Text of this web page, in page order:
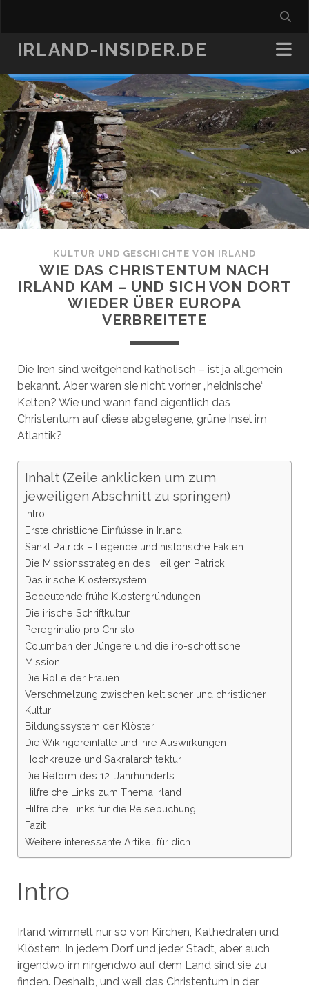
IRLAND-INSIDER.DE
KULTUR UND GESCHICHTE VON IRLAND
WIE DAS CHRISTENTUM NACH
IRLAND KAM – UND SICH VON DORT
WIEDER ÜBER EUROPA
VERBREITETE
Die Iren sind weitgehend katholisch – ist ja allgemein
bekannt. Aber waren sie nicht vorher „heidnische“
Kelten? Wie und wann fand eigentlich das
Christentum auf diese abgelegene, grüne Insel im
Atlantik?
Inhalt (Zeile anklicken um zum
jeweiligen Abschnitt zu springen)
Intro
Erste christliche Einflüsse in Irland
Sankt Patrick – Legende und historische Fakten
Die Missionsstrategien des Heiligen Patrick
Das irische Klostersystem
Bedeutende frühe Klostergründungen
Die irische Schriftkultur
Peregrinatio pro Christo
Columban der Jüngere und die iro-schottische
Mission
Die Rolle der Frauen
Verschmelzung zwischen keltischer und christlicher
Kultur
Bildungssystem der Klöster
Die Wikingereinfälle und ihre Auswirkungen
Hochkreuze und Sakralarchitektur
Die Reform des 12. Jahrhunderts
Hilfreiche Links zum Thema Irland
Hilfreiche Links für die Reisebuchung
Fazit
Weitere interessante Artikel für dich
Intro
Irland wimmelt nur so von Kirchen, Kathedralen und
Klöstern. In jedem Dorf und jeder Stadt, aber auch
irgendwo im nirgendwo auf dem Land sind sie zu
finden. Deshalb, und weil das Christentum in der